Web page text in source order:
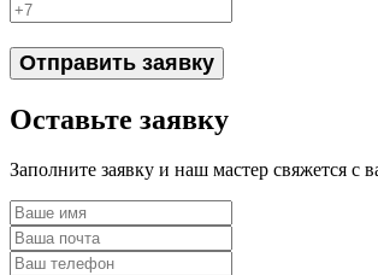
Отправить заявку
Оставьте заявку
Заполните заявку и наш мастер свяжется с